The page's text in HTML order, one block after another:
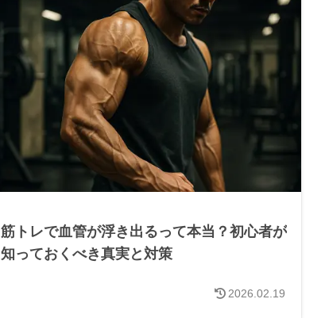
筋トレで血管が浮き出るって本当？初心者が
知っておくべき真実と対策
2026.02.19